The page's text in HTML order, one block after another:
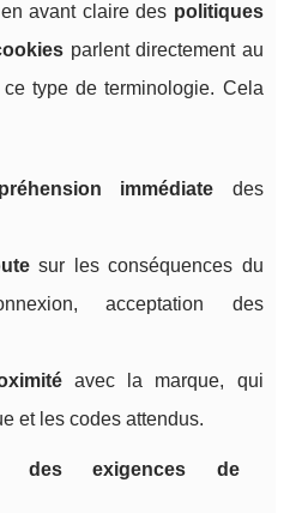
avant claire des politiques
parlent directement au
type de terminologie. Cela
immédiate des
sur les conséquences du
acceptation des
avec la marque, qui
et les codes attendus.
des exigences de